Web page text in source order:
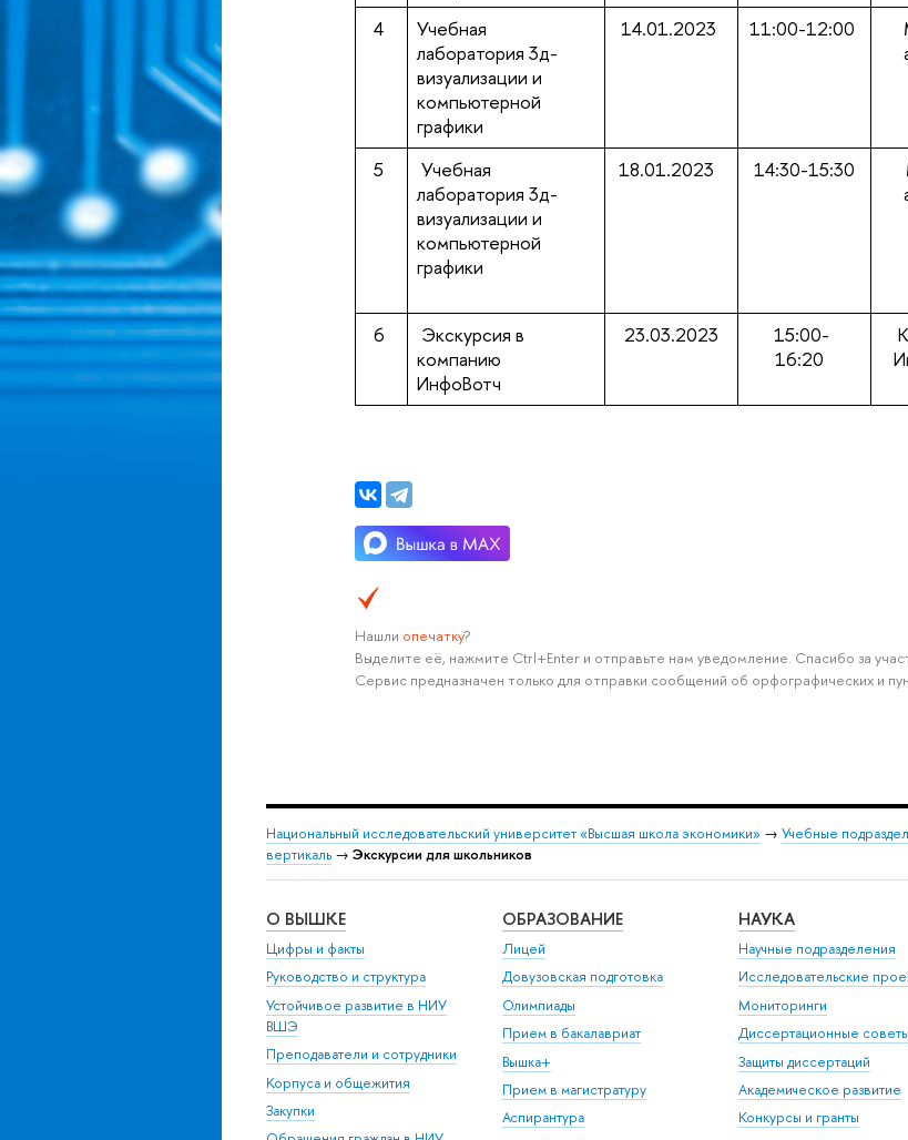
4
Учебная
лаборатория 3д-
визуализации и
компьютерной
графики
14.01.2023 11:00-12:00
5
Учебная
лаборатория 3д-
визуализации и
компьютерной
графики
18.01.2023 14:30-15:30
6
Экскурсия в
компанию
ИнфоВотч
23.03.2023
15:00-
16:20
Нашли опечатку?
Выделите её, нажмите Ctrl+Enter и отправьте нам уведомление. Спасибо за
Сервис предназначен только для отправки сообщений об орфографических и
Национальный исследовательский университет «Высшая школа экономики» → Учебные
вертикаль → Экскурсии для школьников
О ВЫШКЕ
Цифры и факты
Руководство и структура
Устойчивое развитие в НИУ
ВШЭ
Преподаватели и сотрудники
Корпуса и общежития
Закупки
ОБРАЗОВАНИЕ
Лицей
Довузовская подготовка
Олимпиады
Прием в бакалавриат
Вышка+
Прием в магистратуру
Аспирантура
НАУКА
Научные подразделения
Исследовательские
Мониторинги
Диссертационные советы
Защиты диссертаций
Академическое развитие
Конкурсы и гранты